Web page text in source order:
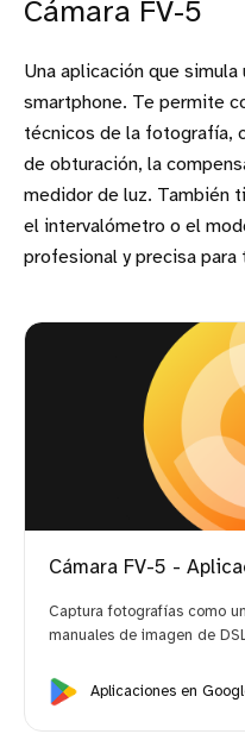
Cámara FV-5
Una aplicación que
smartphone. Te permite
técnicos de la fotografía,
de obturación, la
medidor de luz. También
el intervalómetro o el
profesional y precisa para
Cámara FV-5 -
Captura fotografías como
manuales de imagen de
Aplicaciones en